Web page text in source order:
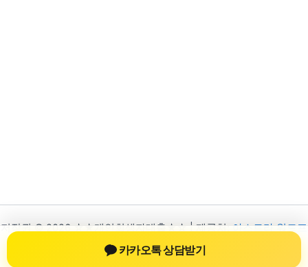
저작권 © 2026 ☆★개인회생자대출★☆ | 제공처:
아스트라 워드프
레스 테마
카카오톡 상담받기